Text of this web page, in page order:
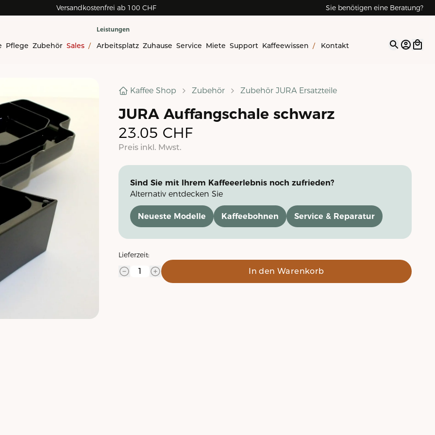
Versandkostenfrei ab 100 CHF Sie benötigen eine Beratung?
Pflege Zubehör Sales /
Leistungen
Arbeitsplatz Zuhause Service Miete Support Kaffeewissen / Kontakt Open
Kaffee Shop Zubehör Zubehör JURA Ersatzteile
JURA Auffangschale schwarz
23.05 CHF
Preis inkl. Mwst.
Sind Sie mit Ihrem Kaffeeerlebnis noch zufrieden?
Alternativ entdecken Sie
Neueste Modelle Kaffeebohnen Service & Reparatur
Lieferzeit:
In den Warenkorb